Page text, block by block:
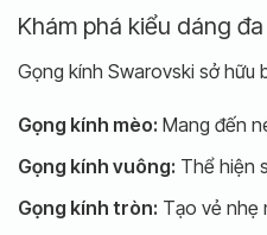
Khám phá kiểu dáng
Gọng kính Swarovski sở hữu
Gọng kính mèo: Mang đến
Gọng kính vuông: Thể hiện
Gọng kính tròn: Tạo vẻ nhẹ